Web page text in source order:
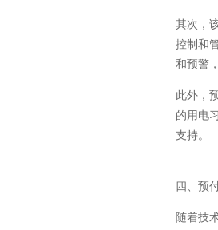
其次，
控制和
和预警
此外，
的用电
支持。
四、预
随着技